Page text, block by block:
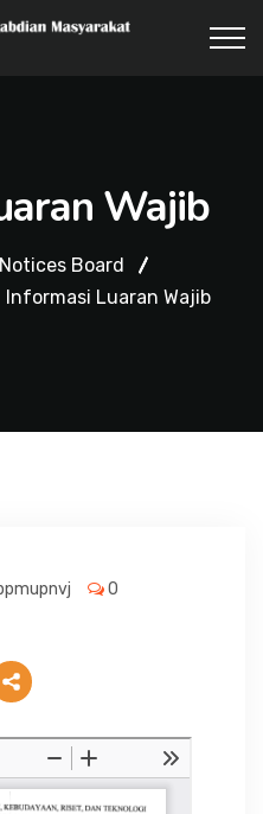
Wajib
Notices Board
Informasi Luaran Wajib
0